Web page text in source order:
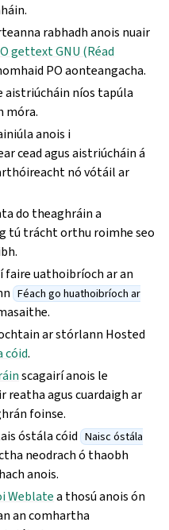
rabhadh anois nuair
gettext GNU (Réad
PO aonteangacha.
aistriúcháin níos tapúla
móra.
anois i
cead agus aistriúcháin á
nó vótáil ar
do theaghráin a
tú trácht orthu roimhe seo
faire uathoibríoch ar an
Féach go huathoibríoch ar
ar stórlann Hosted
cóid.
scagairí anois le
reatha agus cuardaigh ar
foinse.
óstála cóid Naisc óstála
neodrach ó thaobh
anois.
Weblatea thosú anois ón
an comhartha